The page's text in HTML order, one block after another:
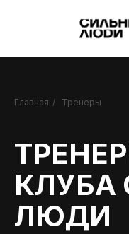
Главная / Тренеры
КЛУБА
ЛЮДИ